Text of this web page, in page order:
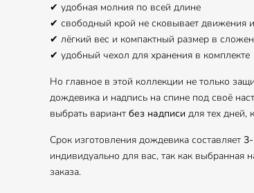
✔ удобная молния по всей длине
✔ свободный крой не сковывает движения
✔ лёгкий вес и компактный размер в
✔ удобный чехол для хранения в комплекте
Но главное в этой коллекции не только
дождевика и надпись на спине под своё
выбрать вариант без надписи для тех дней,
Срок изготовления дождевика составляет
индивидуально для вас, так как выбранная
заказа.